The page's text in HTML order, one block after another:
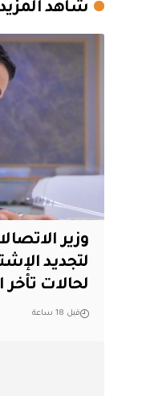
شاهد
لتجديد
لحالات تأخر
قبل 18 ساعة